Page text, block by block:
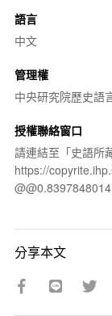
語言
中文
管理權
中央研究院歷史語
授權聯絡窗口
請連結至「史語所
https://
分享本文